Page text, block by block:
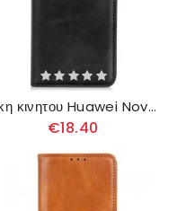
θηκη κινητου Huawei Nova 9 / Honor 50 Θήκη Flip Elegance Split Leather
€18.40